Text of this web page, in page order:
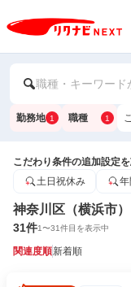
職種・キーワード
勤務地 1 職種 1
こだわり条件の追加設定
土日祝休み
神奈川区（横浜市
31件1〜31件目を表示中
関連度順新着順